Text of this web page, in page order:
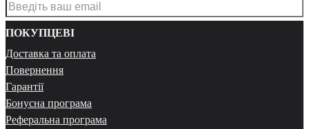
ПОКУПЦЕВІ
Доставка та оплата
Повернення
Гарантії
Бонусна програма
Реферальна програма